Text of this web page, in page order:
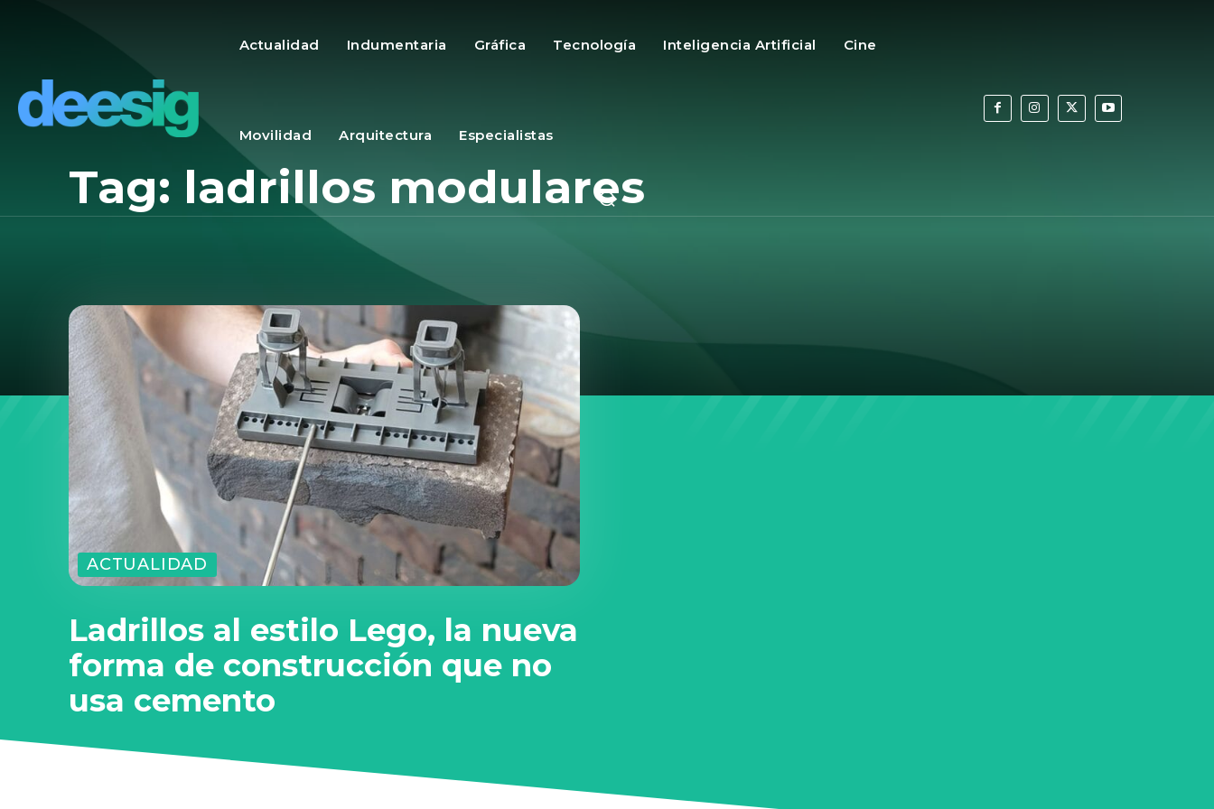
Actualidad Indumentaria Gráfica Tecnología Inteligencia Artificial Cine
Movilidad Arquitectura Especialistas
Tag: ladrillos modulares
ACTUALIDAD
Ladrillos al estilo Lego, la nueva
forma de construcción que no
usa cemento